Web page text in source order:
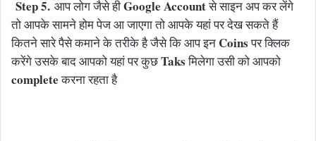
Step 5. आप लोग जैसे हीGoogle Accountसे साइन अप कर लेंगे
तो आपके सामने होम पेज आ जाएगा तो आपके यहां पर देख सकते हैं
कितने सारे पैसे कमाने के तरीके है जैसे कि आप इन Coinsपर क्लिक
करेंगे उसके बाद आपको यहां पर कुछTaksमिलेगा उसी को आपको
completeकरना रहता है